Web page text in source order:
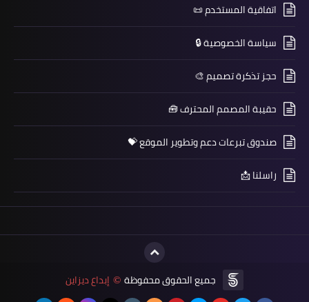
اتفاقية المستخدم 📜
سياسة الخصوصية 🔒
حجز تذكرة تصميم 🎨
حقيبة المصمم المحترف 🧰
صندوق تبرعات دعم وتطوير الموقع 💝
راسلنا 📩
جميع الحقوق محفوظة © إبداع ديزاين